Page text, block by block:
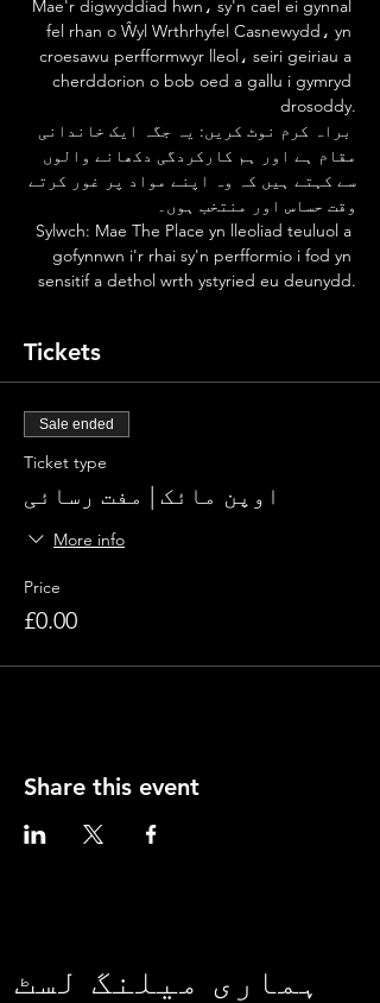
fel rhan o Ŵyl Wrthrhyfel Casnewydd، yn
croesawu perfformwyr lleol، seiri geiriau a
cherddorion o bob oed a gallu i gymryd
drosoddy.
براہ کرم نوٹ کریں: یہ جگہ ایک خاندانی
مقام ہے اور ہم کارکردگی دکھانے والوں
سے کہتے ہیں کہ وہ اپنے مواد پر غور کرتے
وقت حساس اور منتخب ہوں۔
gofynnwn i'r rhai sy'n perfformio i fod yn
sensitif a dethol wrth ystyried eu deunydd.
Tickets
Sale ended
Ticket type
اوپن مائک | مفت رسائی
More info
Price
£0.00
Share this event
ہماری میلنگ لسٹ